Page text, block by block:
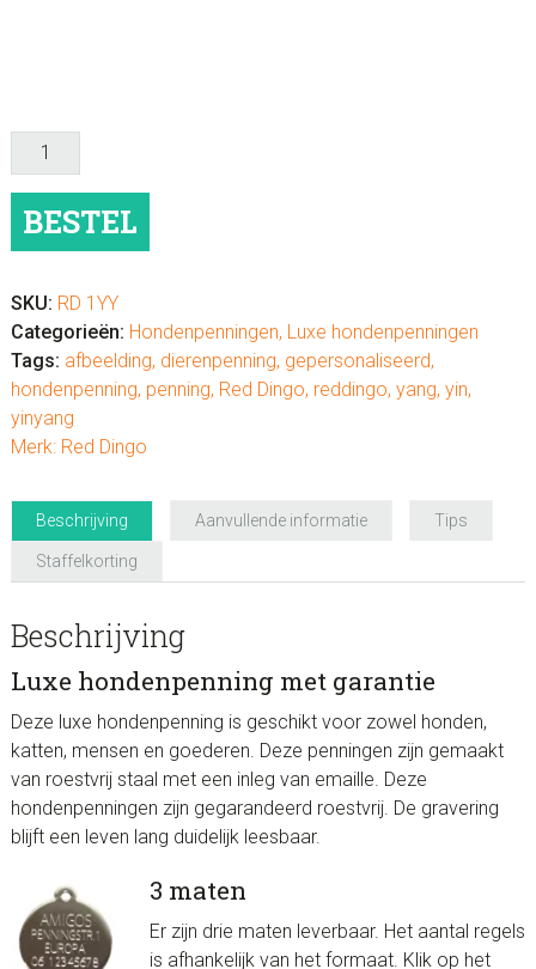
Hondenpenning
luxe
Yang"
aantal
BESTEL
SKU: RD 1YY
Categorieën: Hondenpenningen, Luxe hondenpenningen
Tags: afbeelding, dierenpenning, gepersonaliseerd,
hondenpenning, penning, Red Dingo, reddingo, yang, yin,
yinyang
Merk: Red Dingo
Beschrijving Aanvullende informatie Tips
Staffelkorting
Beschrijving
Luxe hondenpenning met garantie
Deze luxe hondenpenning is geschikt voor zowel honden,
katten, mensen en goederen. Deze penningen zijn gemaakt
van roestvrij staal met een inleg van emaille. Deze
hondenpenningen zijn gegarandeerd roestvrij. De gravering
blijft een leven lang duidelijk leesbaar.
3 maten
Er zijn drie maten leverbaar. Het aantal regels
is afhankelijk van het formaat. Klik op het